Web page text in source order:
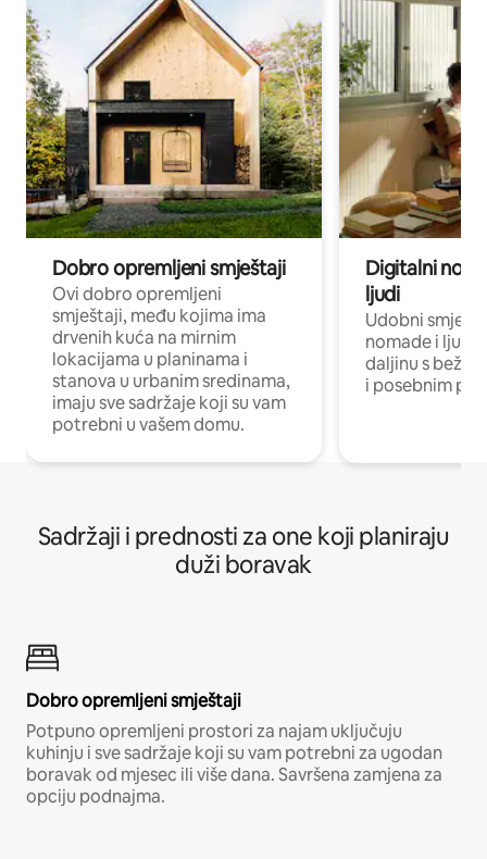
Dobro opremljeni smještaji
Ovi dobro opremljeni
smještaji, među kojima ima
drvenih kuća na mirnim
lokacijama u planinama i
stanova u urbanim sredinama,
imaju sve sadržaje koji su vam
potrebni u vašem domu.
Digitalni
ljudi
Udobni
nomade i ljude
daljinu s
i posebnim
Sadržaji i prednosti za one koji planiraju
duži boravak
Dobro opremljeni smještaji
Potpuno opremljeni prostori za najam uključuju
kuhinju i sve sadržaje koji su vam potrebni za ugodan
boravak od mjesec ili više dana. Savršena zamjena za
opciju podnajma.